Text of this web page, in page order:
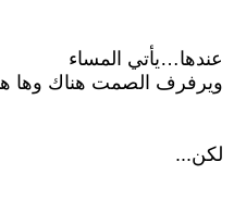
عندها…يأتي المساء
ويرفرف الصمت هناك وها
لكن...